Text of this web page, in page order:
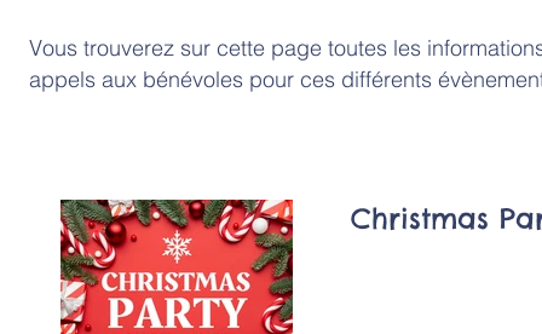
Vous trouverez sur cette page toutes les
appels aux bénévoles pour ces différents
Christmas